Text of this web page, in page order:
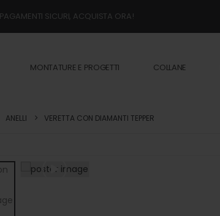
SICURI, ACQUISTA ORA!
MONTATURE E PROGETTI COLLANE
ANELLI VERETTA CON DIAMANTI TEPPER